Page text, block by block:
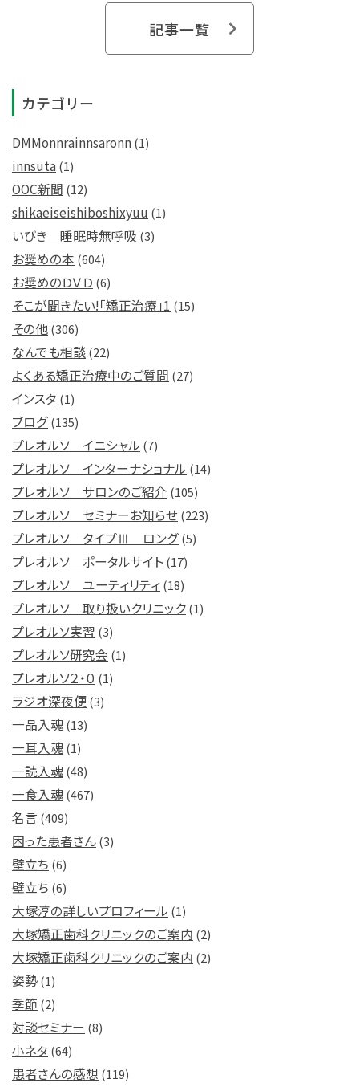
記事一覧
カテゴリー
DMMonnrainnsaronn(1)
innsuta(1)
OOC新聞 (12)
shikaeiseishiboshixyuu (1)
いびき 睡眠時無呼吸 (3)
お奨めの本 (604)
お奨めのＤＶＤ (6)
そこが聞きたい!「矯正治療」1 (15)
その他(306)
なんでも相談(22)
よくある矯正治療中のご質問 (27)
インスタ (1)
ブログ(135)
プレオルソ イニシャル (7)
プレオルソ インターナショナル (14)
プレオルソ サロンのご紹介 (105)
プレオルソ セミナーお知らせ(223)
プレオルソ タイプⅢ ロング(5)
プレオルソ ポータルサイト(17)
プレオルソ ユーティリティ(18)
プレオルソ 取り扱いクリニック(1)
プレオルソ実習 (3)
プレオルソ研究会 (1)
プレオルソ２・０ (1)
ラジオ深夜便(3)
一品入魂(13)
一耳入魂(1)
一読入魂(48)
一食入魂(467)
名言 (409)
困った患者さん(3)
壁立ち (6)
壁立ち (6)
大塚淳の詳しいプロフィール (1)
大塚矯正歯科クリニックのご案内 (2)
大塚矯正歯科クリニックのご案内 (2)
姿勢(1)
季節 (2)
対談セミナー (8)
小ネタ (64)
患者さんの感想 (119)